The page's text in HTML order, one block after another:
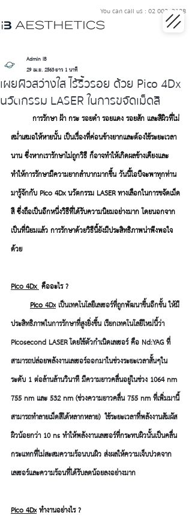
You can call us : 02 002 3128
เผยผิวสว่างใส ไร้ริ้วรอย ด้วย Pico 4Dx
นวัตกรรม LASER ในการขจัดเม็ดสี
Admin IB
29 เม.ย. 2563ยาว 1 นาที
สม่ำเสมอให้หายนั้น เป็นเรื่องที่ค่อนข้างยากและต้องใช้ระยะเวลา
นาน ซึ่งหากเรารักษาไม่ถูกวิธี ก็อาจทำให้เกิดผลข้างเคียงและ
ทำให้การรักษามีความยากลำบากมากขึ้น วันนี้ไอบีจะพาทุกท่าน
มารู้จักกับ Pico 4Dx นวัตกรรม LASER ทางเลือกในการขจัดเม็ด
สี ซึ่งถือเป็นอีกหนึ่งวิธีที่ได้รับความนิยมอย่างมาก โดยนอกจาก
เป็นที่นิยมแล้ว การรักษาด้วยวิธีนี้ยังมีประสิทธิภาพน่าพึงพอใจ
ด้วย
Pico 4Dx คืออะไร ?
Pico 4Dx เป็นเทคโนโลยีเลเซอร์ที่ถูกพัฒนาขึ้นอีกขั้น ให้มี
ประสิทธิภาพในการรักษาที่สูงยิ่งขึ้น เรียกเทคโนโลยีใหม่นี้ว่า
Picosecond LASER โดยใช้ตัวกำเนิดเลเซอร์ คือ Nd:YAG ที่
สามารถปล่อยพลังงานเลเซอร์ออกมาในช่วงระยะเวลาสั้นๆใน
ระดับ 1 ต่อล้านล้านวินาที มีความยาวคลื่นอยู่ในช่วง 1064 nm
755 nm และ 532 nm (ช่วงความยาวคลื่น 755 nm ที่เพิ่มมานี้
สามารถทำลายเม็ดสีได้หลากหลาย)  ใช้ระยะเวลาที่พลังงานสัมผัส
ผิวน้อยกว่า 10 ns ทำให้พลังงานเลเซอร์ที่กระทบผิวนั้นเป็นคลื่น
กระแทกที่ไม่สะสมความร้อนบนผิว ส่งผลให้ความเจ็บปวดจาก
เลเซอร์และความร้อนที่ได้รับลดน้อยลงอย่างมาก
Pico 4Dx ทำงานอย่างไร ?